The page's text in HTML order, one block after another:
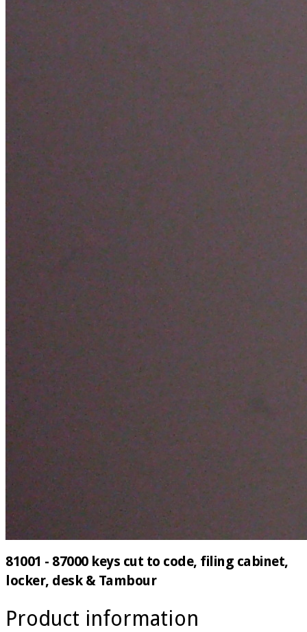
81001 - 87000 keys cut to code, filing cabinet,
locker, desk & Tambour
Product information